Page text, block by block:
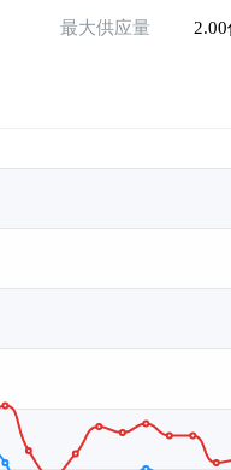
最大供应量 2.00